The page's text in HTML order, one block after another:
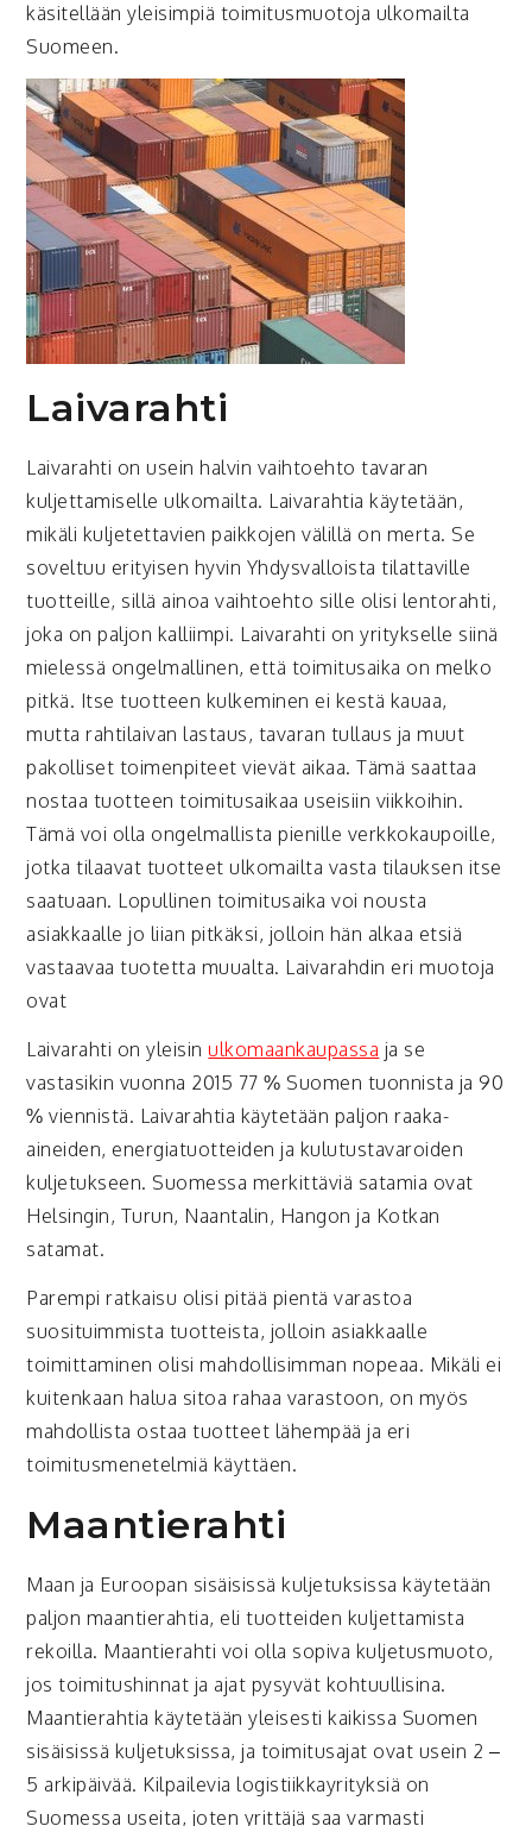
käsitellään yleisimpiä toimitusmuotoja ulkomailta
Suomeen.
Laivarahti
Laivarahti on usein halvin vaihtoehto tavaran
kuljettamiselle ulkomailta. Laivarahtia käytetään,
mikäli kuljetettavien paikkojen välillä on merta. Se
soveltuu erityisen hyvin Yhdysvalloista tilattaville
tuotteille, sillä ainoa vaihtoehto sille olisi lentorahti,
joka on paljon kalliimpi. Laivarahti on yritykselle siinä
mielessä ongelmallinen, että toimitusaika on melko
pitkä. Itse tuotteen kulkeminen ei kestä kauaa,
mutta rahtilaivan lastaus, tavaran tullaus ja muut
pakolliset toimenpiteet vievät aikaa. Tämä saattaa
nostaa tuotteen toimitusaikaa useisiin viikkoihin.
Tämä voi olla ongelmallista pienille verkkokaupoille,
jotka tilaavat tuotteet ulkomailta vasta tilauksen itse
saatuaan. Lopullinen toimitusaika voi nousta
asiakkaalle jo liian pitkäksi, jolloin hän alkaa etsiä
vastaavaa tuotetta muualta. Laivarahdin eri muotoja
ovat
Laivarahti on yleisinulkomaankaupassa ja se
vastasikin vuonna 2015 77 % Suomen tuonnista ja 90
% viennistä. Laivarahtia käytetään paljon raaka-
aineiden, energiatuotteiden ja kulutustavaroiden
kuljetukseen. Suomessa merkittäviä satamia ovat
Helsingin, Turun, Naantalin, Hangon ja Kotkan
satamat.
Parempi ratkaisu olisi pitää pientä varastoa
suosituimmista tuotteista, jolloin asiakkaalle
toimittaminen olisi mahdollisimman nopeaa. Mikäli ei
kuitenkaan halua sitoa rahaa varastoon, on myös
mahdollista ostaa tuotteet lähempää ja eri
toimitusmenetelmiä käyttäen.
Maantierahti
Maan ja Euroopan sisäisissä kuljetuksissa käytetään
paljon maantierahtia, eli tuotteiden kuljettamista
rekoilla. Maantierahti voi olla sopiva kuljetusmuoto,
jos toimitushinnat ja ajat pysyvät kohtuullisina.
Maantierahtia käytetään yleisesti kaikissa Suomen
sisäisissä kuljetuksissa, ja toimitusajat ovat usein 2 –
5 arkipäivää. Kilpailevia logistiikkayrityksiä on
Suomessa useita, joten yrittäjä saa varmasti